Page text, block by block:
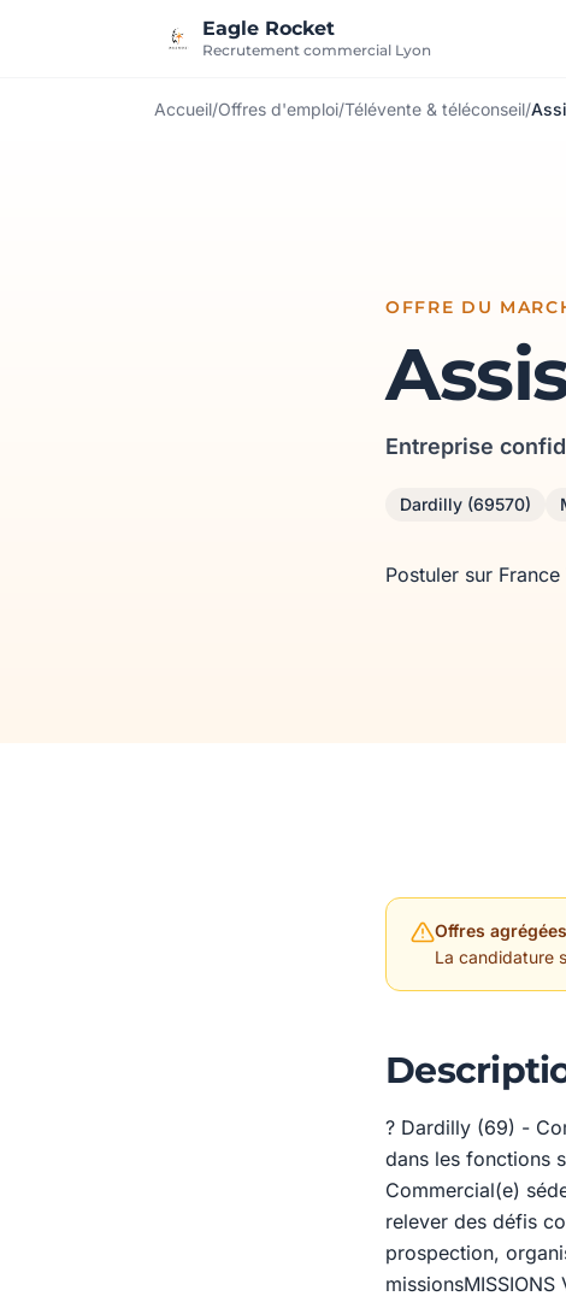
Eagle Rocket
Recrutement commercial Lyon
Accueil/Offres d'emploi/Télévente & téléconseil/
OFFRE DU
Entreprise
Dardilly (69570)
Postuler sur
Offres
La candidature
? Dardilly (69) -
dans les fonctions
Commercial(e)
relever des défis
prospection,